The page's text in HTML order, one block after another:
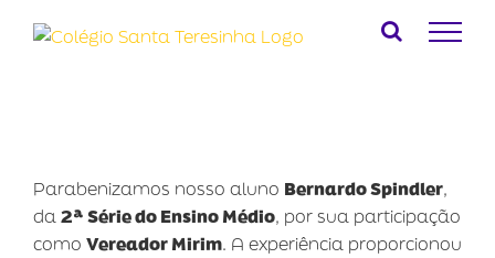
para
Parabenizamos nosso aluno Bernardo Spindler,
da2ª Série do Ensino Médio, por sua participação
como Vereador Mirim. A experiência proporcionou